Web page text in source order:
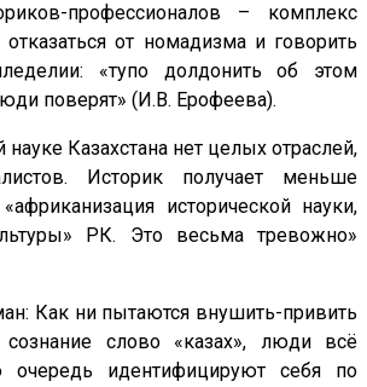
профессионалов – комплекс
отказаться от номадизма и говорить
«тупо долдонить об этом
поверят» (И.В. Ерофеева).
науке Казахстана нет целых отраслей,
Историк получает меньше
исторической науки,
РК. Это весьма тревожно»
Как ни пытаются внушить-привить
слово «казах», люди всё
идентифицируют себя по